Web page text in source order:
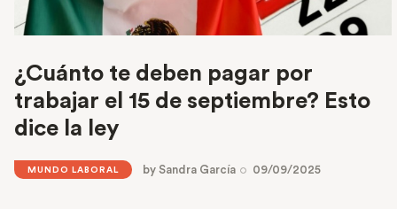
¿Cuánto te deben pagar por
trabajar el 15 de septiembre? Esto
dice la ley
MUNDO LABORAL bySandra García 09/09/2025